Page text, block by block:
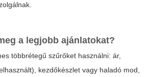
a legjobb ajánlatokat?
többrétegű szűrőket használni: ár,
kezdőkészlet vagy haladó mod,